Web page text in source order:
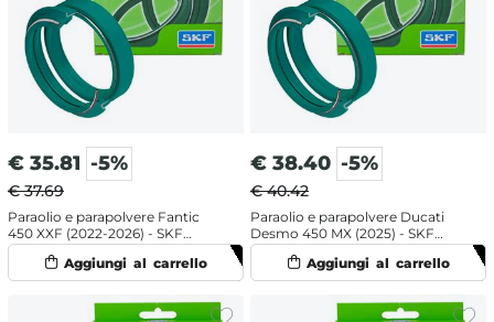
€ 35.81 -5%
€ 37.69
Paraolio e parapolvere Fantic
450 XXF (2022-2026) - SKF
labbro doppio
€ 38.40 -5%
€ 40.42
Paraolio e parapolvere Ducati
Desmo 450 MX (2025) - SKF
doppia mescola